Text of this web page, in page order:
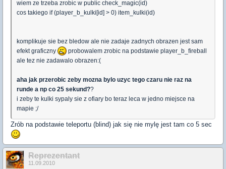
wiem ze trzeba zrobic w public check_magic(id)
cos takiego if (player_b_kulki[id] > 0) item_kulki(id)
komplikuje sie bez bledow ale nie zadaje zadnych obrazen jest sam
efekt graficzny
probowalem zrobic na podstawie player_b_fireball
ale tez nie zadawalo obrazen:(
aha jak przerobic zeby mozna bylo uzyc tego czaru nie raz na
runde a np co 25 sekund??
i zeby te kulki sypaly sie z ofiary bo teraz leca w jedno miejsce na
mapie ;/
Zrób na podstawie teleportu (blind) jak się nie mylę jest tam co 5 sec
Reprezentant
11.09.2010